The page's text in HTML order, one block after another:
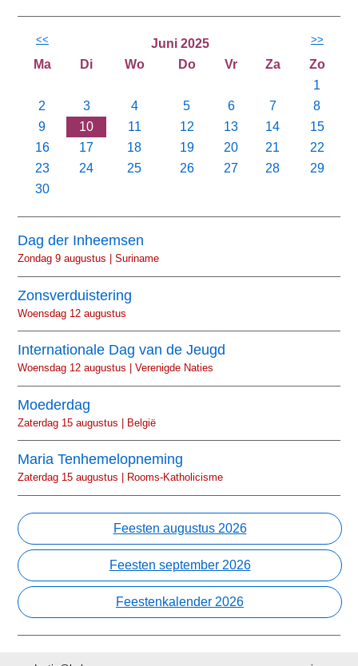
<< Juni 2025 >>
Ma Di Wo Do Vr Za
Zo
1
2
3 4 5 6 7
8
9
10 11 12 13 14
15
16
17 18 19 20 21
22
23
24 25 26 27 28
29
30
Dag der Inheemsen
Zondag 9 augustus | Suriname
Zonsverduistering
Woensdag 12 augustus
Internationale Dag van de Jeugd
Woensdag 12 augustus | Verenigde Naties
Moederdag
Zaterdag 15 augustus | België
Maria Tenhemelopneming
Zaterdag 15 augustus | Rooms-Katholicisme
Feesten augustus 2026
Feesten september 2026
Feestenkalender 2026